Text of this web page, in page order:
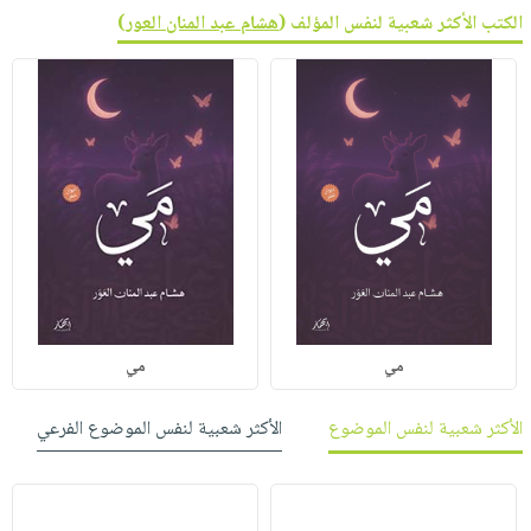
الكتب الأكثر شعبية لنفس المؤلف (هشام عبد المنان العور)
مي مي
الأكثر شعبية لنفس الموضوع الأكثر شعبية لنفس الموضوع الفرعي